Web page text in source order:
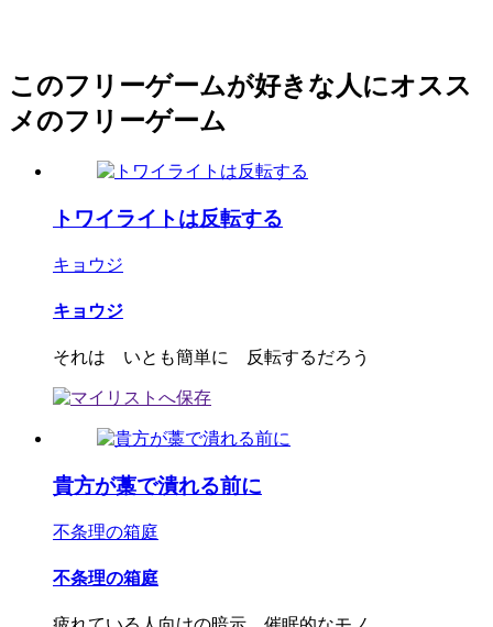
このフリーゲームが好きな人にオスス
メのフリーゲーム
トワイライトは反転する
キョウジ
キョウジ
それは いとも簡単に 反転するだろう
貴方が藁で潰れる前に
不条理の箱庭
不条理の箱庭